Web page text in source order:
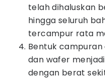
telah dihaluskan
hingga seluruh
tercampur rata
Bentuk
dan wafer
dengan berat